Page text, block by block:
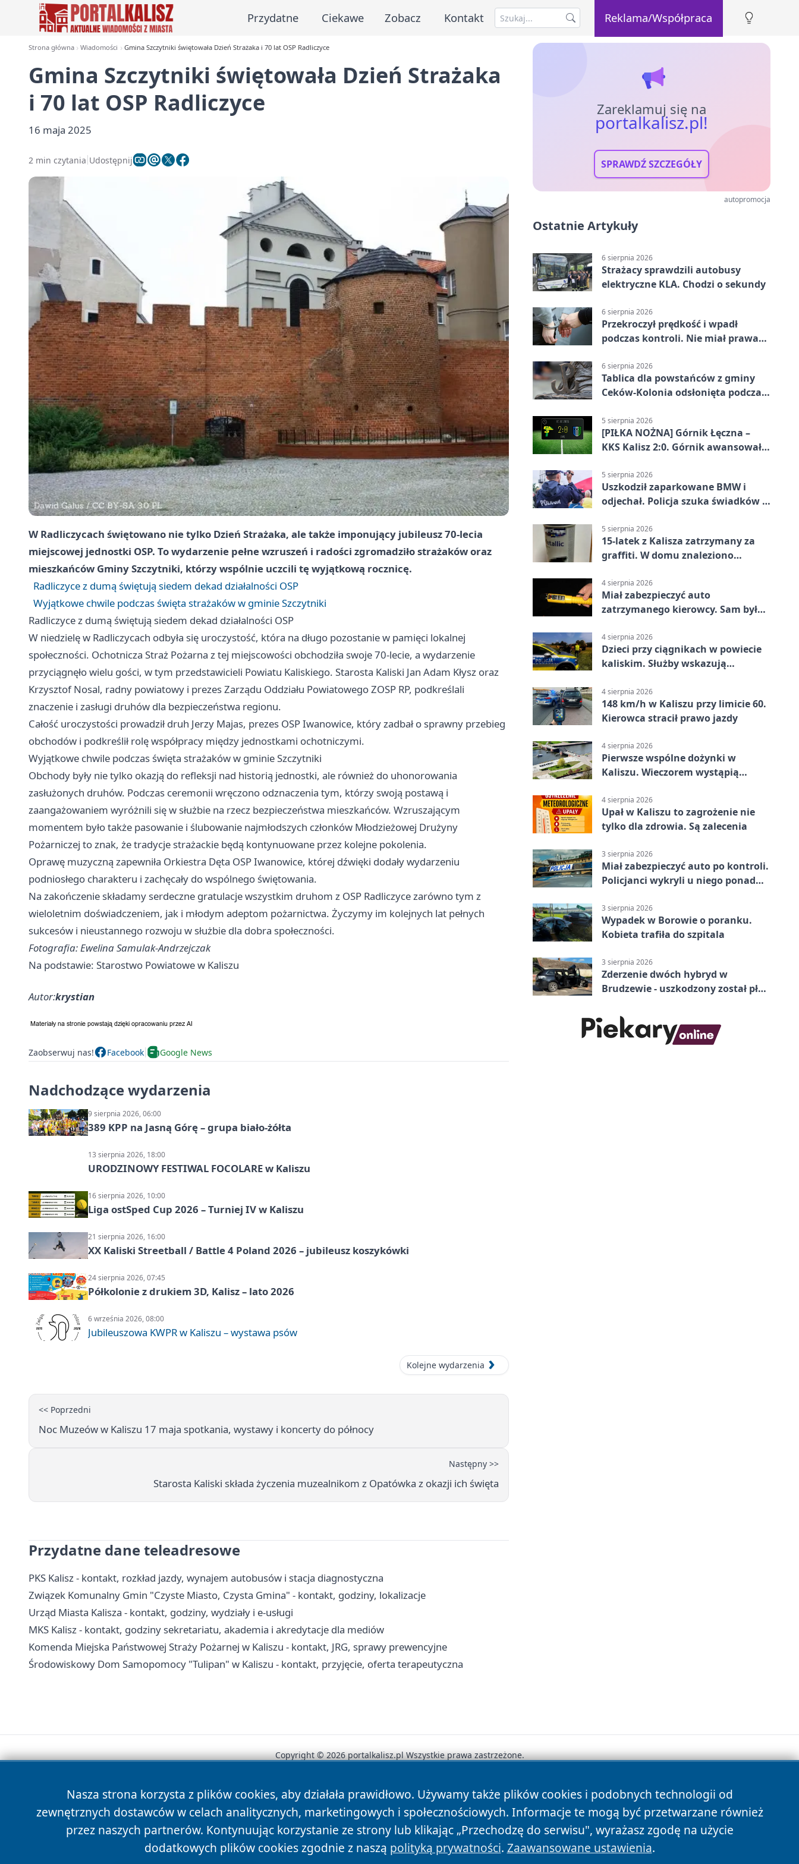
Przydatne Ciekawe Zobacz Kontakt Reklama/Współpraca
Strona główna Wiadomości Gmina Szczytniki świętowała Dzień Strażaka i 70 lat OSP Radliczyce
Gmina Szczytniki świętowała Dzień Strażaka
i 70 lat OSP Radliczyce
16 maja 2025
2 min czytania Udostępnij
W Radliczycach świętowano nie tylko Dzień Strażaka, ale także imponujący jubileusz 70-lecia
miejscowej jednostki OSP. To wydarzenie pełne wzruszeń i radości zgromadziło strażaków oraz
mieszkańców Gminy Szczytniki, którzy wspólnie uczcili tę wyjątkową rocznicę.
Radliczyce z dumą świętują siedem dekad działalności OSP
Wyjątkowe chwile podczas święta strażaków w gminie Szczytniki
Radliczyce z dumą świętują siedem dekad działalności OSP
W niedzielę w Radliczycach odbyła się uroczystość, która na długo pozostanie w pamięci lokalnej
społeczności. Ochotnicza Straż Pożarna z tej miejscowości obchodziła swoje 70-lecie, a wydarzenie
przyciągnęło wielu gości, w tym przedstawicieli Powiatu Kaliskiego. Starosta Kaliski Jan Adam Kłysz oraz
Krzysztof Nosal, radny powiatowy i prezes Zarządu Oddziału Powiatowego ZOSP RP, podkreślali
znaczenie i zasługi druhów dla bezpieczeństwa regionu.
Całość uroczystości prowadził druh Jerzy Majas, prezes OSP Iwanowice, który zadbał o sprawny przebieg
obchodów i podkreślił rolę współpracy między jednostkami ochotniczymi.
Wyjątkowe chwile podczas święta strażaków w gminie Szczytniki
Obchody były nie tylko okazją do refleksji nad historią jednostki, ale również do uhonorowania
zasłużonych druhów. Podczas ceremonii wręczono odznaczenia tym, którzy swoją postawą i
zaangażowaniem wyróżnili się w służbie na rzecz bezpieczeństwa mieszkańców. Wzruszającym
momentem było także pasowanie i ślubowanie najmłodszych członków Młodzieżowej Drużyny
Pożarniczej to znak, że tradycje strażackie będą kontynuowane przez kolejne pokolenia.
Oprawę muzyczną zapewniła Orkiestra Dęta OSP Iwanowice, której dźwięki dodały wydarzeniu
podniosłego charakteru i zachęcały do wspólnego świętowania.
Na zakończenie składamy serdeczne gratulacje wszystkim druhom z OSP Radliczyce zarówno tym z
wieloletnim doświadczeniem, jak i młodym adeptom pożarnictwa. Życzymy im kolejnych lat pełnych
sukcesów i nieustannego rozwoju w służbie dla dobra społeczności.
Fotografia: Ewelina Samulak-Andrzejczak
Na podstawie: Starostwo Powiatowe w Kaliszu
Autor:krystian
Zaobserwuj nas! Facebook Google News
Nadchodzące wydarzenia
9 sierpnia 2026, 06:00
389 KPP na Jasną Górę – grupa biało-żółta
13 sierpnia 2026, 18:00
URODZINOWY FESTIWAL FOCOLARE w Kaliszu
16 sierpnia 2026, 10:00
Liga ostSped Cup 2026 – Turniej IV w Kaliszu
21 sierpnia 2026, 16:00
XX Kaliski Streetball / Battle 4 Poland 2026 – jubileusz koszykówki
24 sierpnia 2026, 07:45
Półkolonie z drukiem 3D, Kalisz – lato 2026
6 września 2026, 08:00
Jubileuszowa KWPR w Kaliszu – wystawa psów
Kolejne wydarzenia
<< Poprzedni
Noc Muzeów w Kaliszu 17 maja spotkania, wystawy i koncerty do północy
Następny >>
Starosta Kaliski składa życzenia muzealnikom z Opatówka z okazji ich święta
Przydatne dane teleadresowe
PKS Kalisz - kontakt, rozkład jazdy, wynajem autobusów i stacja diagnostyczna
Związek Komunalny Gmin "Czyste Miasto, Czysta Gmina" - kontakt, godziny, lokalizacje
Urząd Miasta Kalisza - kontakt, godziny, wydziały i e-usługi
MKS Kalisz - kontakt, godziny sekretariatu, akademia i akredytacje dla mediów
Komenda Miejska Państwowej Straży Pożarnej w Kaliszu - kontakt, JRG, sprawy prewencyjne
Środowiskowy Dom Samopomocy "Tulipan" w Kaliszu - kontakt, przyjęcie, oferta terapeutyczna
Zareklamuj się na
portalkalisz.pl!
SPRAWDŹ SZCZEGÓŁY
autopromocja
Ostatnie Artykuły
6 sierpnia 2026
Strażacy sprawdzili autobusy
elektryczne KLA. Chodzi o sekundy
6 sierpnia 2026
Przekroczył prędkość i wpadł
podczas kontroli. Nie miał prawa
6 sierpnia 2026
Tablica dla powstańców z gminy
Ceków-Kolonia odsłonięta podczas
5 sierpnia 2026
[PIŁKA NOŻNA] Górnik Łęczna –
KKS Kalisz 2:0. Górnik awansował
5 sierpnia 2026
Uszkodził zaparkowane BMW i
odjechał. Policja szuka świadków w
5 sierpnia 2026
15-latek z Kalisza zatrzymany za
graffiti. W domu znaleziono
4 sierpnia 2026
Miał zabezpieczyć auto
zatrzymanego kierowcy. Sam był
4 sierpnia 2026
Dzieci przy ciągnikach w powiecie
kaliskim. Służby wskazują
4 sierpnia 2026
148 km/h w Kaliszu przy limicie 60.
Kierowca stracił prawo jazdy
4 sierpnia 2026
Pierwsze wspólne dożynki w
Kaliszu. Wieczorem wystąpią
4 sierpnia 2026
Upał w Kaliszu to zagrożenie nie
tylko dla zdrowia. Są zalecenia
3 sierpnia 2026
Miał zabezpieczyć auto po kontroli.
Policjanci wykryli u niego ponad
3 sierpnia 2026
Wypadek w Borowie o poranku.
Kobieta trafiła do szpitala
3 sierpnia 2026
Zderzenie dwóch hybryd w
Brudzewie - uszkodzony został płot
Nasza strona korzysta z plików cookies, aby działała prawidłowo. Używamy także plików cookies i podobnych technologii od
zewnętrznych dostawców w celach analitycznych, marketingowych i społecznościowych. Informacje te mogą być przetwarzane również
przez naszych partnerów. Kontynuując korzystanie ze strony lub klikając „Przechodzę do serwisu", wyrażasz zgodę na użycie
dodatkowych plików cookies zgodnie z naszą polityką prywatności. Zaawansowane ustawienia.
Copyright © 2026 portalkalisz.pl Wszystkie prawa zastrzeżone.
News Autorzy Polityka Prywatności Polityka Cookies